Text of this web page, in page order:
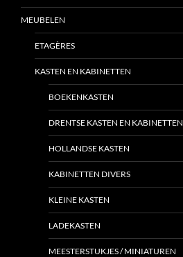
MEUBELEN
ETAGÈRES
KASTEN EN KABINETTEN
BOEKENKASTEN
DRENTSE KASTEN EN KABINETTEN
HOLLANDSE KASTEN
KABINETTEN DIVERS
KLEINE KASTEN
LADEKASTEN
MEESTERSTUKJES / MINIATUREN